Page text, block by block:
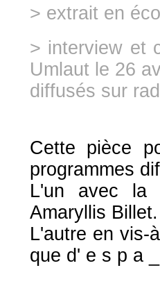
> extrait en
> interview et
Umlaut le 26
diffusés sur
Cette pièce
programmes
L'un avec la
Amaryllis Billet.
L'autre en vis-
que d' e s p a